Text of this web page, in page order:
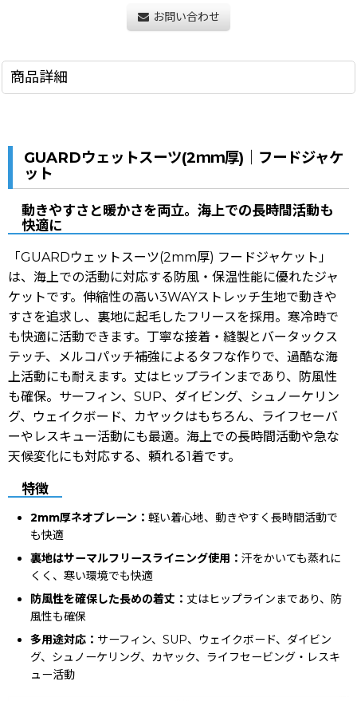
お問い合わせ
商品詳細
GUARDウェットスーツ(2ｍｍ厚)｜フードジャケ
ット
動きやすさと暖かさを両立。海上での長時間活動も
快適に
「GUARDウェットスーツ(2mm厚) フードジャケット」
は、海上での活動に対応する防風・保温性能に優れたジャ
ケットです。伸縮性の高い3WAYストレッチ生地で動きや
すさを追求し、裏地に起毛したフリースを採用。寒冷時で
も快適に活動できます。丁寧な接着・縫製とバータックス
テッチ、メルコパッチ補強によるタフな作りで、過酷な海
上活動にも耐えます。丈はヒップラインまであり、防風性
も確保。サーフィン、SUP、ダイビング、シュノーケリン
グ、ウェイクボード、カヤックはもちろん、ライフセーバ
ーやレスキュー活動にも最適。海上での長時間活動や急な
天候変化にも対応する、頼れる1着です。
特徴
2mm厚ネオプレーン：軽い着心地、動きやすく長時間活動で
も快適
裏地はサーマルフリースライニング使用：汗をかいても蒸れに
くく、寒い環境でも快適
防風性を確保した長めの着丈：丈はヒップラインまであり、防
風性も確保
多用途対応： サーフィン、SUP、ウェイクボード、ダイビン
グ、シュノーケリング、カヤック、ライフセービング・レスキ
ュー活動